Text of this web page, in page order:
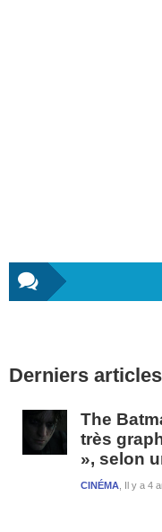
latérale
Derniers articles
The
très
», selon
Il y a 4
CINÉMA